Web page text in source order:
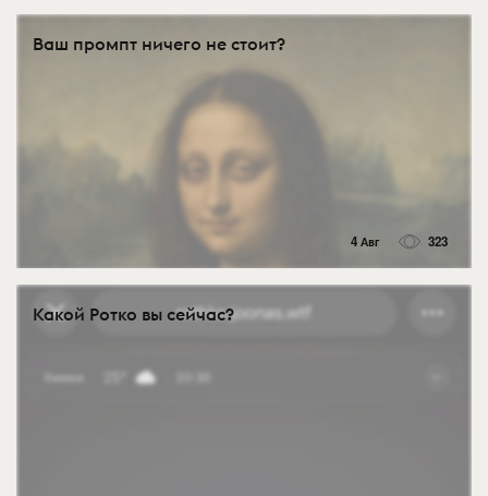
Ваш промпт ничего не стоит?
4 Авг 323
Какой Ротко вы сейчас?